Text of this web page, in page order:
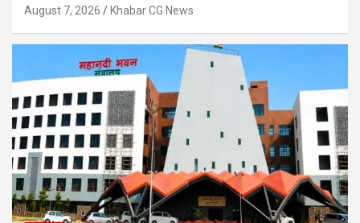
August 7, 2026 Khabar CG News